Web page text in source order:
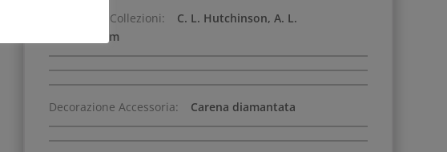
Precedenti Collezioni:
C. L. Hutchinson, A. L.
Frothingham
Decorazione Accessoria: Carena diamantata